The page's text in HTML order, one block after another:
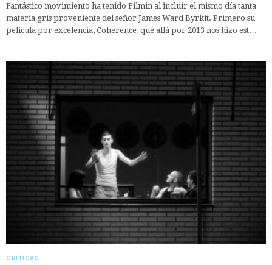
Fantástico movimiento ha tenido Filmin al incluir el mismo día tanta
materia gris proveniente del señor James Ward Byrkit. Primero su
película por excelencia, Coherence, que allá por 2013 nos hizo est…
CRÍTICAS